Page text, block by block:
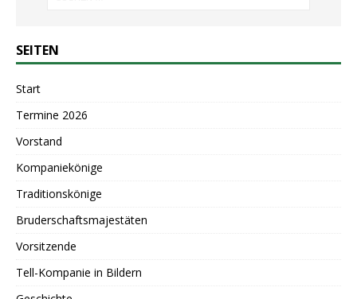
SEITEN
Start
Termine 2026
Vorstand
Kompaniekönige
Traditionskönige
Bruderschaftsmajestäten
Vorsitzende
Tell-Kompanie in Bildern